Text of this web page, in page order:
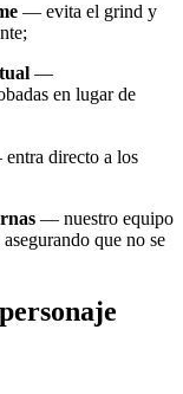
— evita el grind y
—
en lugar de
directo a los
— nuestro equipo
que no se